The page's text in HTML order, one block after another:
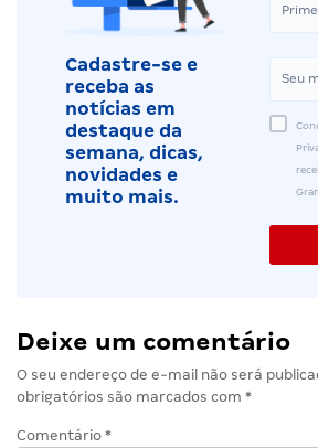
Cadastre-se e
receba as
notícias em
destaque da
semana, dicas,
novidades e
muito mais.
Deixe um comentário
O seu endereço de e-mail não será
obrigatórios são marcados com *
Comentário *